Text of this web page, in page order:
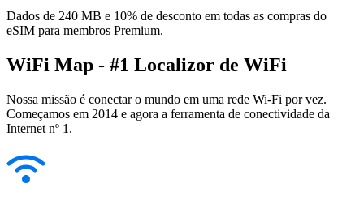
Dados de 240 MB e 10% de desconto em todas as compras do
eSIM para membros Premium.
WiFi Map - #1 Localizor de WiFi
Nossa missão é conectar o mundo em uma rede Wi-Fi por vez.
Começamos em 2014 e agora a ferramenta de conectividade da
Internet nº 1.